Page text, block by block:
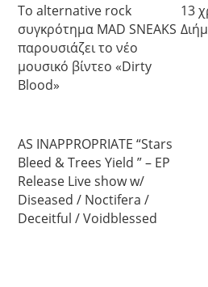
Το alternative rock
συγκρότημα MAD SNEAKS
παρουσιάζει το νέο
μουσικό βίντεο «Dirty
Blood»
13
AS INAPPROPRIATE “Stars
Bleed & Trees Yield ” – EP
Release Live show w/
Diseased / Noctifera /
Deceitful / Voidblessed